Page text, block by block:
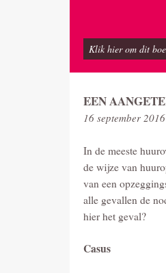
Klik hier om dit
EEN
16 september
In de meeste
de wijze van
van een
alle gevallen de
hier het geval?
Casus